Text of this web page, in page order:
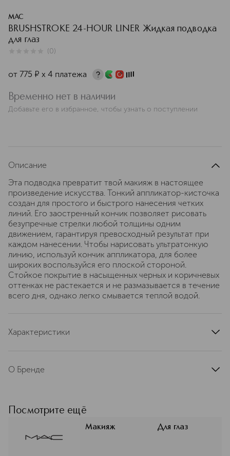
MAC
BRUSHSTROKE 24-HOUR LINER Жидкая подводка
для глаз
(0)
от 775 ¤ х 4 платежа
Временно нет в наличии
Добавьте его в избранное, чтобы узнать о поступлении
Описание
Эта подводка превратит твой макияж в настоящее
произведение искусства. Тонкий аппликатор-кисточка
создан для простого и быстрого нанесения четких
линий. Его заостренный кончик позволяет рисовать
безупречные стрелки любой толщины одним
движением, гарантируя превосходный результат при
каждом нанесении. Чтобы нарисовать ультратонкую
линию, используй кончик аппликатора, для более
широких воспользуйся его плоской стороной.
Стойкое покрытие в насыщенных черных и коричневых
оттенках не растекается и не размазывается в течение
всего дня, однако легко смывается теплой водой.
Характеристики
О Бренде
уважении к индивидуальности.
Миссия бренда — превратить
макияж в искусство для каждого
Посмотрите ещё
Макияж Для глаз